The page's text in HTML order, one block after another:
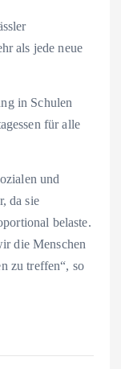
als jede neue
in Schulen
für alle
und
da sie
belaste.
die Menschen
zu treffen“, so